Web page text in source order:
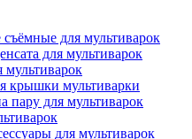
для мультиварок
для мультиварок
крышки мультиварки
пару для мультиварок
для мультиварок